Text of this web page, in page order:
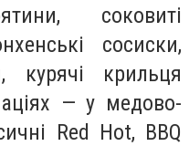
соковиті
сосиски,
курячі крильця
— у медово-
Red Hot, BBQ